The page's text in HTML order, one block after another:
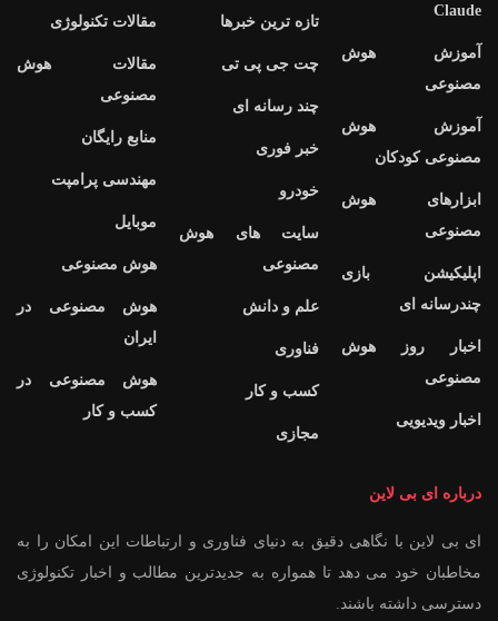
Claude
آموزش هوش
مصنوعی
آموزش هوش
مصنوعی کودکان
ابزارهای هوش
مصنوعی
اپلیکیشن بازی
چندرسانه ای
اخبار روز هوش
مصنوعی
اخبار ویدیویی
تازه ترین خبرها
چت جی پی تی
چند رسانه ای
خبر فوری
خودرو
سایت های هوش
مصنوعی
علم و دانش
فناوری
کسب و کار
مجازی
مقالات تکنولوژی
مقالات هوش
مصنوعی
منابع رایگان
مهندسی پرامپت
موبایل
هوش مصنوعی
هوش مصنوعی در
ایران
هوش مصنوعی در
کسب و کار
درباره ای بی لاین
ای بی لاین با نگاهی دقیق به دنیای فناوری و ارتباطات این امکان را به
مخاطبان خود می دهد تا همواره به جدیدترین مطالب و اخبار تکنولوژی
دسترسی داشته باشند.